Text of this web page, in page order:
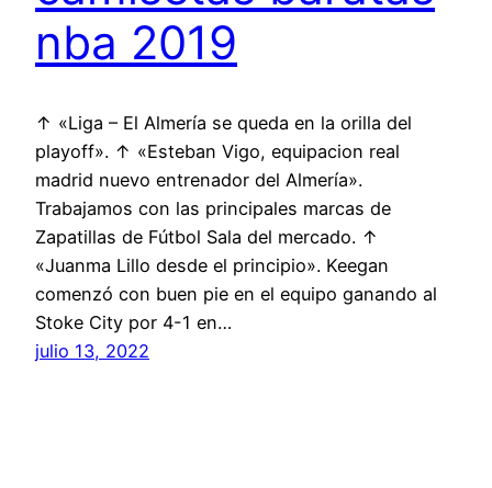
nba 2019
↑ «Liga – El Almería se queda en la orilla del
playoff». ↑ «Esteban Vigo, equipacion real
madrid nuevo entrenador del Almería».
Trabajamos con las principales marcas de
Zapatillas de Fútbol Sala del mercado. ↑
«Juanma Lillo desde el principio». Keegan
comenzó con buen pie en el equipo ganando al
Stoke City por 4-1 en…
julio 13, 2022